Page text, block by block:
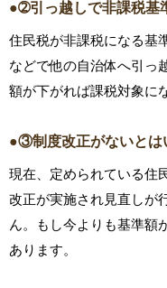
●➁引っ越しで非課税基
住民税が非課税になる基
などで他の自治体へ引っ
額が下がれば課税対象に
●③制度改正がないとは
現在、定められている住
改正が実施され見直しが
ん。もし今よりも基準額
あります。